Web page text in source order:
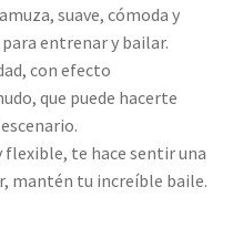
suave, cómoda y
entrenar y bailar.
con efecto
que puede hacerte
flexible, te hace sentir una
mantén tu increíble baile.